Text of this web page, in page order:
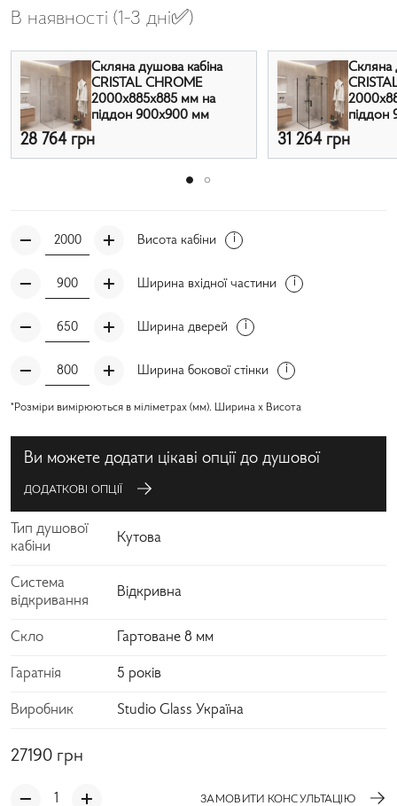
В наявності (1-3 дні✅)
Скляна душова кабіна
CRISTAL CHROME
2000x885x885 мм на
піддон 900х900 мм
28 764 грн
Скляна
піддон
31 264 грн
Висота кабіни
Ширина вхідної частини
Ширина дверей
Ширина бокової стінки
*Розміри вимірюються в міліметрах (мм). Ширина x Висота
Ви можете додати цікаві опції до душової
ДОДАТКОВІ ОПЦІЇ
Тип душової
кабіни
Кутова
Система
відкривання
Відкривна
Скло Гартоване 8 мм
Гаратнія 5 років
Виробник Studio Glass Україна
27190 грн
ЗАМОВИТИ КОНСУЛЬТАЦІЮ